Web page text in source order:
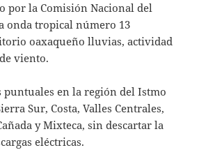
por la Comisión Nacional del
onda tropical número 13
oaxaqueño lluvias, actividad
viento.
puntuales en la región del Istmo
Sur, Costa, Valles Centrales,
y Mixteca, sin descartar la
eléctricas.